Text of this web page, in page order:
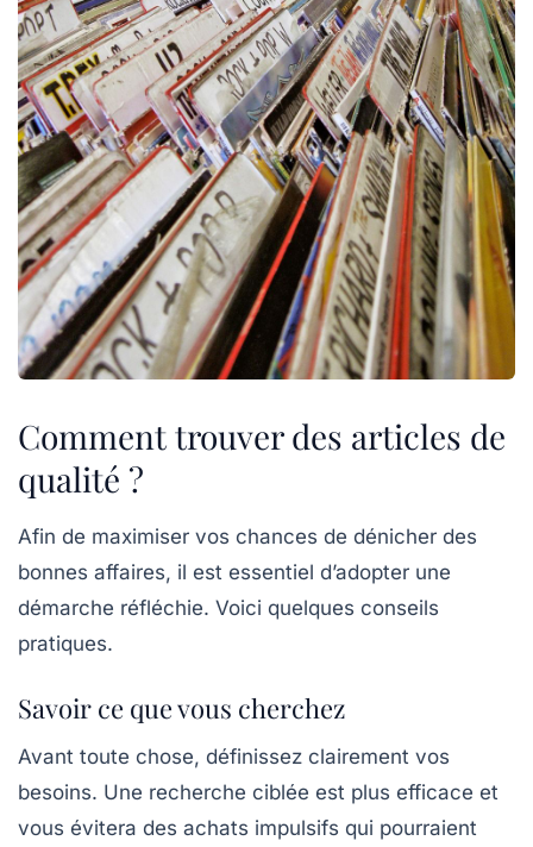
Comment trouver des articles de
qualité ?
Afin de maximiser vos chances de dénicher des
bonnes affaires, il est essentiel d’adopter une
démarche réfléchie. Voici quelques conseils
pratiques.
Savoir ce que vous cherchez
Avant toute chose, définissez clairement vos
besoins. Une recherche ciblée est plus efficace et
vous évitera des achats impulsifs qui pourraient